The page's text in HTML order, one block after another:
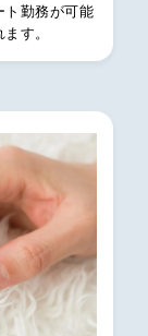
ト勤務が可能
す。